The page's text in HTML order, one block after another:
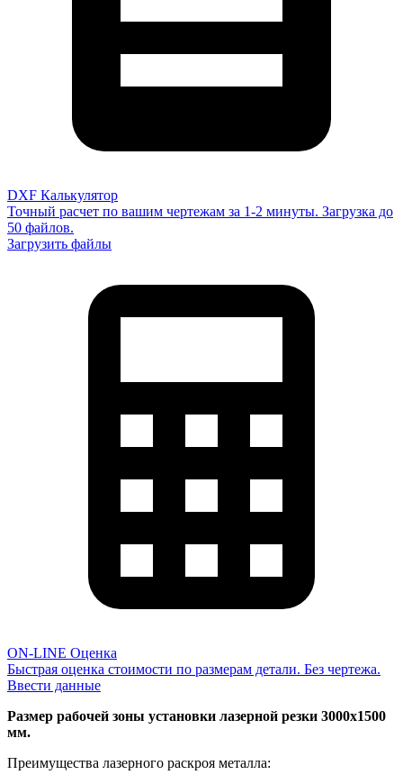
DXF Калькулятор
Точный расчет по вашим чертежам за 1-2 минуты. Загрузка до
50 файлов.
Загрузить файлы
ON-LINE Оценка
Быстрая оценка стоимости по размерам детали. Без чертежа.
Ввести данные
Размер рабочей зоны установки лазерной резки 3000х1500
мм.
Преимущества лазерного раскроя металла: